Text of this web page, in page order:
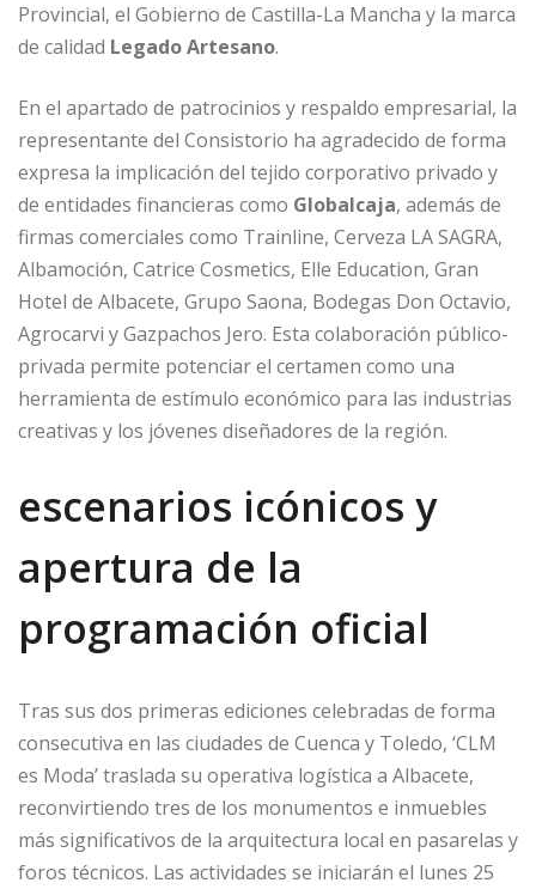
Provincial, el Gobierno de Castilla-La Mancha y la marca
de calidad Legado Artesano.
En el apartado de patrocinios y respaldo empresarial, la
representante del Consistorio ha agradecido de forma
expresa la implicación del tejido corporativo privado y
de entidades financieras como Globalcaja, además de
firmas comerciales como Trainline, Cerveza LA SAGRA,
Albamoción, Catrice Cosmetics, Elle Education, Gran
Hotel de Albacete, Grupo Saona, Bodegas Don Octavio,
Agrocarvi y Gazpachos Jero. Esta colaboración público-
privada permite potenciar el certamen como una
herramienta de estímulo económico para las industrias
creativas y los jóvenes diseñadores de la región.
escenarios icónicos y
apertura de la
programación oficial
Tras sus dos primeras ediciones celebradas de forma
consecutiva en las ciudades de Cuenca y Toledo, ‘CLM
es Moda’ traslada su operativa logística a Albacete,
reconvirtiendo tres de los monumentos e inmuebles
más significativos de la arquitectura local en pasarelas y
foros técnicos. Las actividades se iniciarán el lunes 25